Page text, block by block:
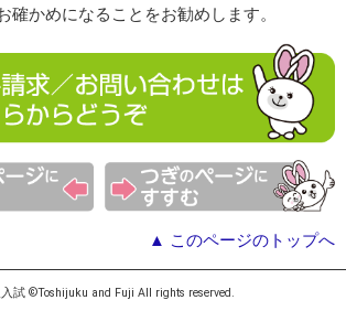
確かめになることをお勧めします。
▲ このページのトップへ
試 ©Toshijuku and Fuji All rights reserved.